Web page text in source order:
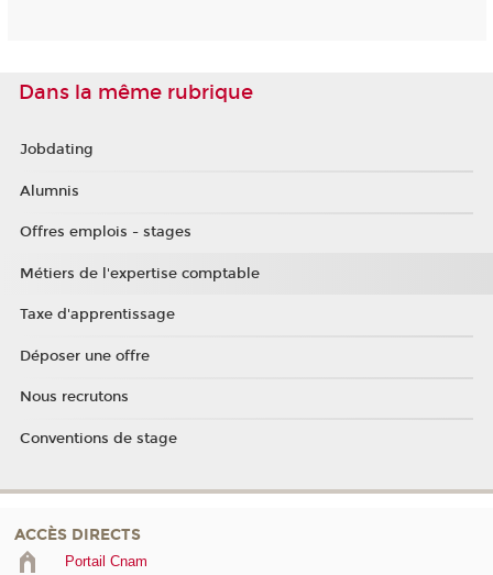
Dans la même rubrique
Jobdating
Alumnis
Offres emplois - stages
Métiers de l'expertise comptable
Taxe d'apprentissage
Déposer une offre
Nous recrutons
Conventions de stage
ACCÈS DIRECTS
Portail Cnam